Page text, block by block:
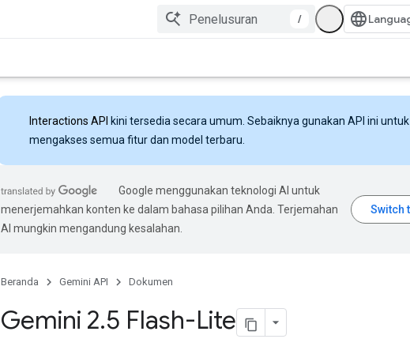
/
Interactions API kini tersedia secara umum. Sebaiknya gunakan API ini untuk
mengakses semua fitur dan model terbaru.
Google menggunakan teknologi AI untuk
menerjemahkan konten ke dalam bahasa pilihan Anda. Terjemahan
AI mungkin mengandung kesalahan.
Beranda Gemini API Dokumen
Gemini 2.5 Flash-Lite